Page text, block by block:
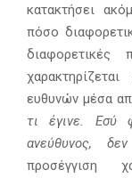
κατακτήσει
πόσο
διαφορετικές
ευθυνών μέσα
τι έγινε. Εσύ
ανεύθυνος,
προσέγγιση